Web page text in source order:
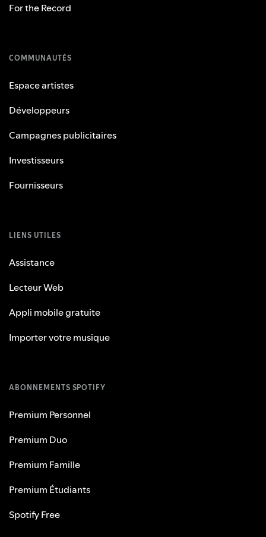
For the Record
COMMUNAUTÉS
Espace artistes
Développeurs
Campagnes publicitaires
Investisseurs
Fournisseurs
LIENS UTILES
Assistance
Lecteur Web
Appli mobile gratuite
Importer votre musique
ABONNEMENTS SPOTIFY
Premium Personnel
Premium Duo
Premium Famille
Premium Étudiants
Spotify Free